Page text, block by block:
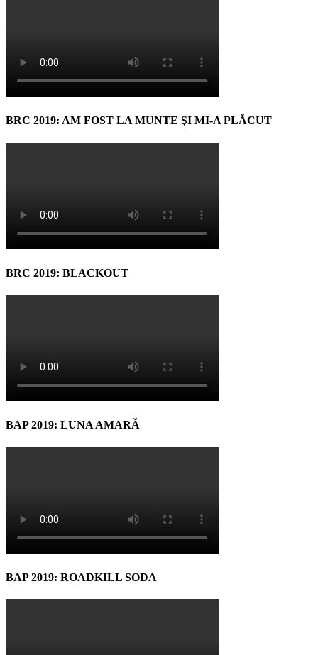
BRC 2019: AM FOST LA MUNTE ŞI MI-A PLĂCUT
BRC 2019: BLACKOUT
BAP 2019: LUNA AMARĂ
BAP 2019: ROADKILL SODA